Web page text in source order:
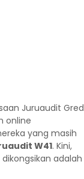
Juruaudit Gred
online
yang masih
W41. Kini,
adalah